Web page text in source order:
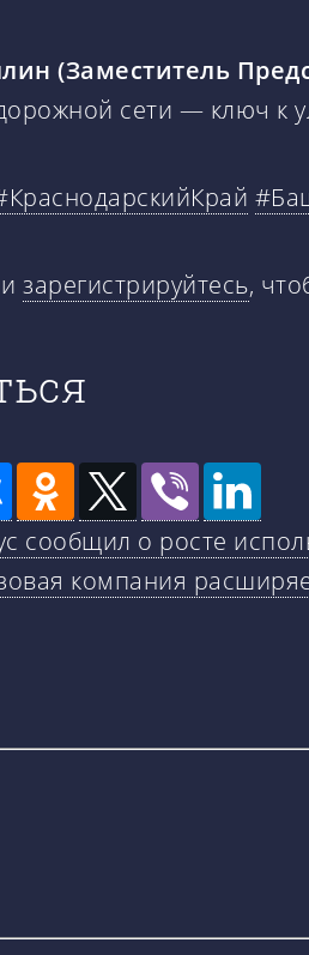
(Заместитель
сети — ключ к
зарегистрируйтесь,
сообщил о росте
компания